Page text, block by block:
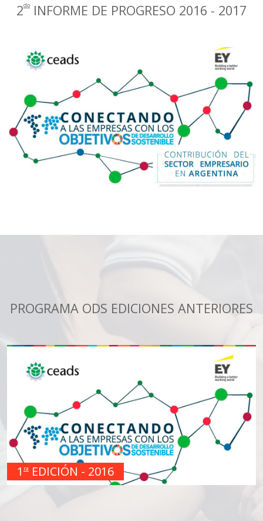
2do INFORME DE PROGRESO 2016 - 2017
PROGRAMA ODS EDICIONES ANTERIORES
1 ra EDICIÓN - 2016